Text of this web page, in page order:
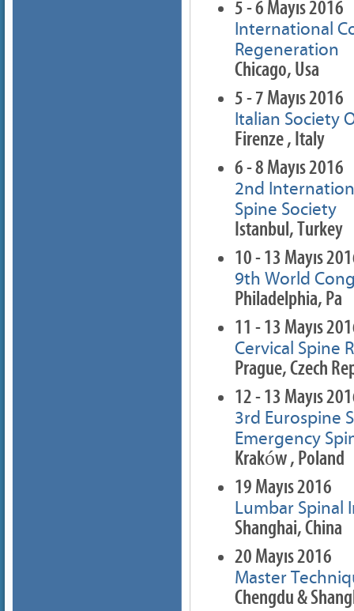
5 - 6 Mayıs 2016
International
Regeneration
Chicago, Usa
5 - 7 Mayıs 2016
Italian Society
Firenze , Italy
6 - 8 Mayıs 2016
2nd
Spine Society
Istanbul, Turkey
10 - 13 Mayıs
9th World
Philadelphia, Pa
11 - 13 Mayıs
Cervical Spine
Prague, Czech
12 - 13 Mayıs
3rd Eurospine
Emergency
Kraków , Poland
19 Mayıs 2016
Lumbar Spinal
Shanghai, China
20 Mayıs 2016
Master
Chengdu &